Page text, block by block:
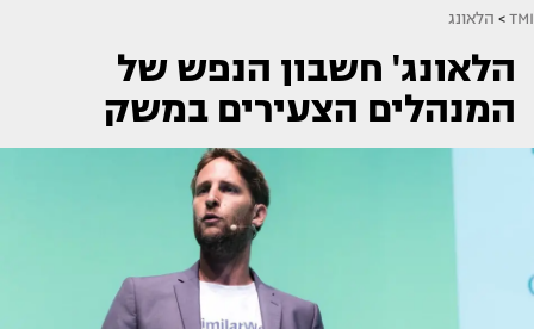
TMI
> הלאונג
הלאונג' חשבון הנפש של
המנהלים הצעירים במשק